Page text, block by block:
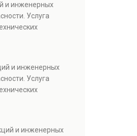
и инженерных
Услуга
и инженерных
Услуга
и инженерных